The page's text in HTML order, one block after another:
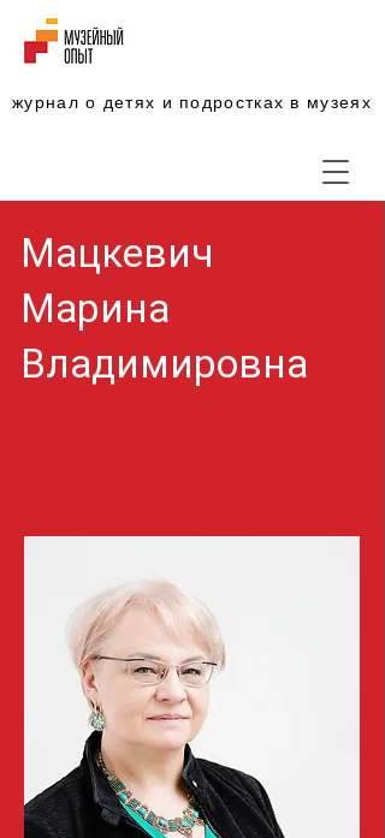
журнал о детях и подростках в музеях
Мацкевич
Марина
Владимировна